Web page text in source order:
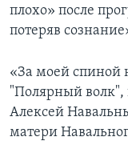
плохо» после
потеряв
«За моей спиной
"Полярный волк",
Алексей
матери